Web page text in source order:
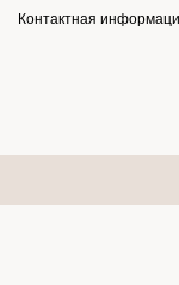
Контактная